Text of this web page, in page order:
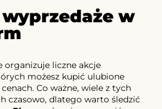
w
organizuje liczne akcje
możesz kupić ulubione
Co ważne, wiele z tych
czasowo, dlatego warto śledzić